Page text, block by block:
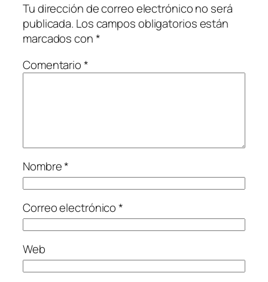
Tu dirección de correo electrónico no será
publicada. Los campos obligatorios están
marcados con*
Comentario*
Nombre*
Correo electrónico*
Web